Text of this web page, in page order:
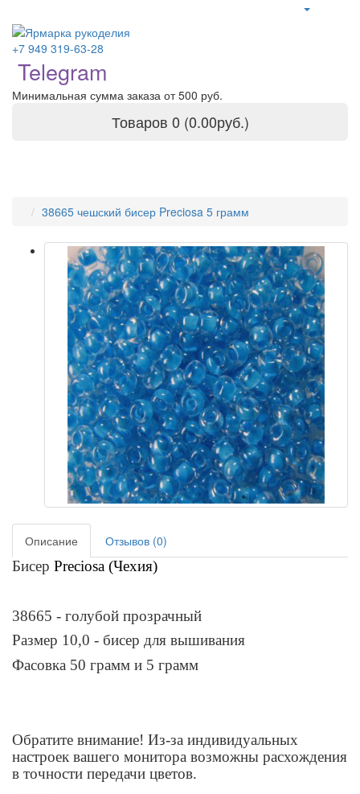
+7 949 319-63-28
Telegram
Минимальная сумма заказа от 500 руб.
Товаров 0 (0.00руб.)
38665 чешский бисер Preciosa 5 грамм
Описание Отзывов (0)
Бисер Preciosa (Чехия)
38665 - голубой прозрачный
Размер 10,0 - бисер для вышивания
Фасовка 50 грамм и 5 грамм
Обратите внимание! Из-за индивидуальных
настроек вашего монитора возможны расхождения
в точности передачи цветов.